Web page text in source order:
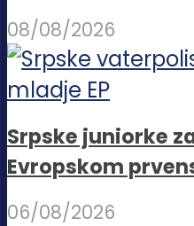
08/08/2026
Srpske juniorke
Evropskom
06/08/2026